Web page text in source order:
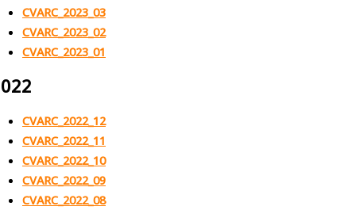
CVARC_2023_03
CVARC_2023_02
CVARC_2023_01
CVARC_2022_12
CVARC_2022_11
CVARC_2022_10
CVARC_2022_09
CVARC_2022_08